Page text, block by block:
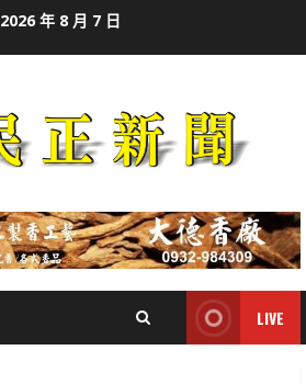
2026 年 8 月 7 日
LIVE